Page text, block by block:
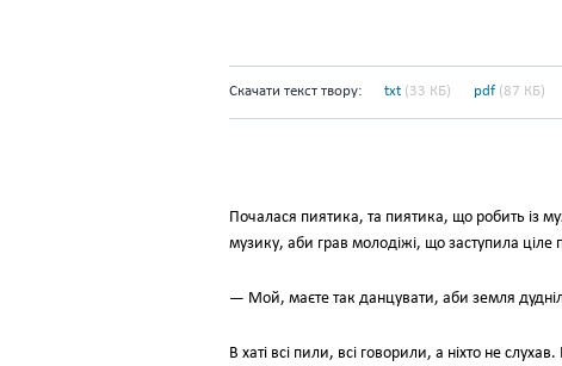
Скачати текст твору: txt (33 КБ) pdf (87 КБ)
Почалася пиятика, та пиятика, що робить із
музику, аби грав молодіжі, що заступила ціле
— Мой, маєте так данцувати, аби земля
В хаті всі пили, всі говорили, а ніхто не